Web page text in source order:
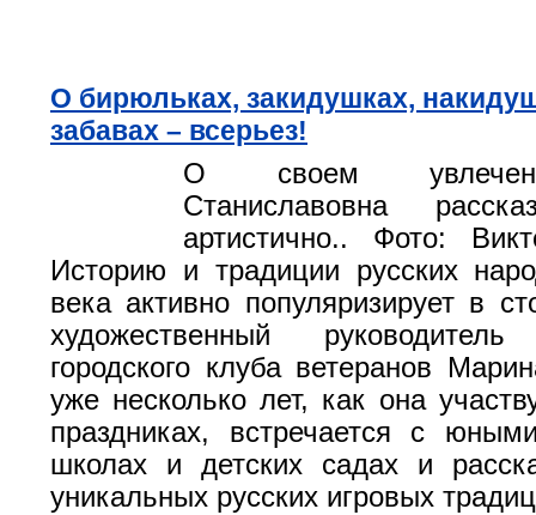
О бирюльках, закидушках,
забавах – всерьез!
О своем
Станиславовна
артистично.. Фото:
Историю и традиции русских
века активно популяризирует в
художественный руководитель
городского клуба ветеранов
уже несколько лет, как она
праздниках, встречается с
школах и детских садах и
уникальных русских игровых